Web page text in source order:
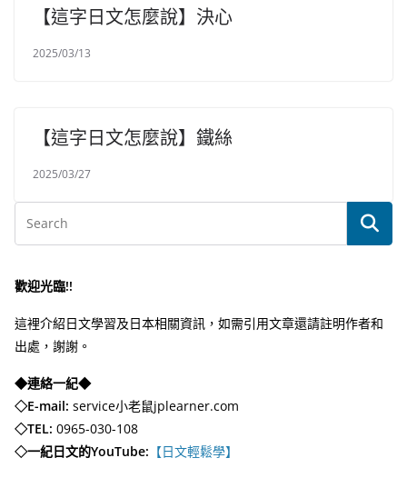
【這字日文怎麼說】決心
2025/03/13
【這字日文怎麼說】鐵絲
2025/03/27
歡迎光臨!!
這裡介紹日文學習及日本相關資訊，如需引用文章還請註明作者和
出處，謝謝。
◆連絡一紀◆
◇E-mail: service小老鼠jplearner.com
◇TEL: 0965-030-108
◇一紀日文的YouTube: 【日文輕鬆學】